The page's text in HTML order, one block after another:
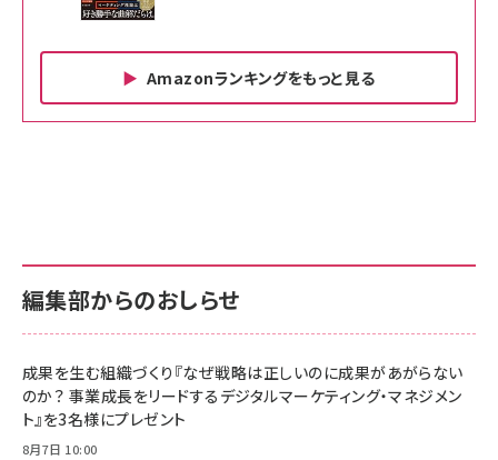
Amazonランキングをもっと見る
￥880
anan(アンアン)2026/06/24号 No.2500増刊
スペシャルエディション[王道エンタメの矜持／
￥1,100
anan(アンアン)2026/07/08号 No.2502[2026
サポート正規品 メーカー保証5年 KLMEA128G
NIMASO ガラスフィルム iPhone 17 用 保護フィ
すい ガイド枠付き いPhone17 (6.3インチ) 対応
2枚セット DSP25F1698
￥1,599
サポート正規品 メーカー保証5年 KLMEA128G
Amazon eギフトカード - Amazonロゴ - クラ
￥5,000
Anker PowerLine III Flow USB-C & USB-C
編集部からのおしらせ
成果を生む組織づくり『なぜ戦略は正しいのに成果があがらない
のか？ 事業成長をリードするデジタルマーケティング・マネジメン
ト』を3名様にプレゼント
8月7日 10:00